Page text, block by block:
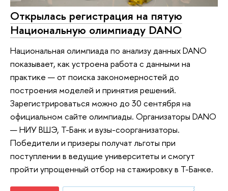
Открылась регистрация на пятую
Национальную олимпиаду DANO
Национальная олимпиада по анализу данных DANO
показывает, как устроена работа с данными на
практике — от поиска закономерностей до
построения моделей и принятия решений.
Зарегистрироваться можно до 30 сентября на
официальном сайте олимпиады. Организаторы DANO
— НИУ ВШЭ, Т-Банк и вузы-соорганизаторы.
Победители и призеры получат льготы при
поступлении в ведущие университеты и смогут
пройти упрощенный отбор на стажировку в Т-Банке.